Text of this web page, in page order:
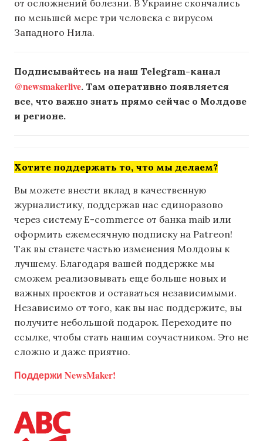
от осложнений болезни. В Украине скончались
по меньшей мере три человека с вирусом
Западного Нила.
Подписывайтесь на наш Telegram-канал
@newsmakerlive. Там оперативно появляется
все, что важно знать прямо сейчас о Молдове
и регионе.
Хотите поддержать то, что мы делаем?
Вы можете внести вклад в качественную
журналистику, поддержав нас единоразово
через систему E-commerce от банка maib или
оформить ежемесячную подписку на Patreon!
Так вы станете частью изменения Молдовы к
лучшему. Благодаря вашей поддержке мы
сможем реализовывать еще больше новых и
важных проектов и оставаться независимыми.
Независимо от того, как вы нас поддержите, вы
получите небольшой подарок. Переходите по
ссылке, чтобы стать нашим соучастником. Это не
сложно и даже приятно.
Поддержи NewsMaker!